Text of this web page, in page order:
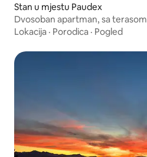
Stan u mjestu Paudex
Dvosoban apartman, sa terasom
Lokacija · Porodica · Pogled